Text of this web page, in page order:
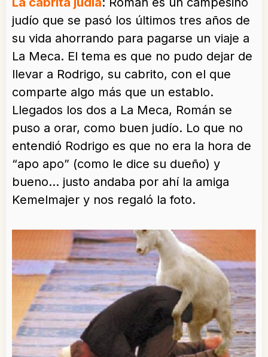
judío que se pasó los últimos tres años de
su vida ahorrando para pagarse un viaje a
La Meca. El tema es que no pudo dejar de
llevar a Rodrigo, su cabrito, con el que
comparte algo más que un establo.
Llegados los dos a La Meca, Román se
puso a orar, como buen judío. Lo que no
entendió Rodrigo es que no era la hora de
“apo apo” (como le dice su dueño) y
bueno… justo andaba por ahí la amiga
Kemelmajer y nos regaló la foto.